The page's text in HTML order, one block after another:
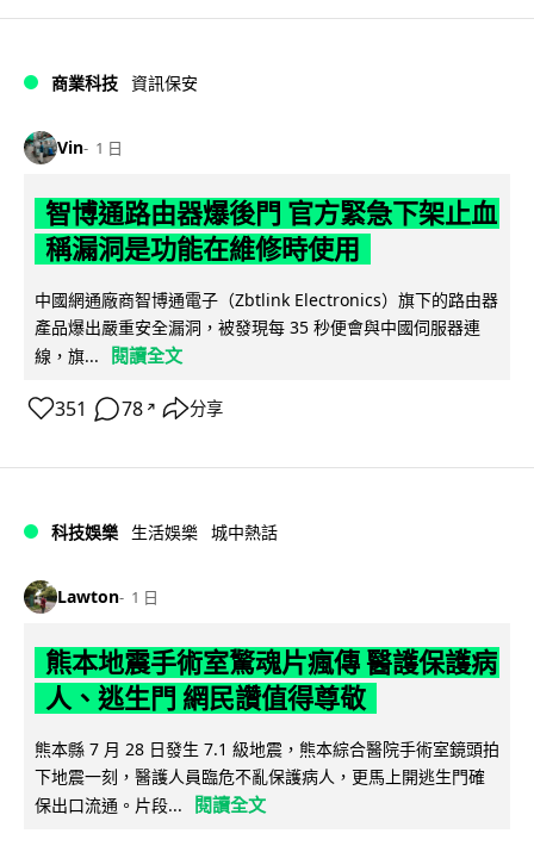
商業科技 資訊保安
Vin 1 日
智博通路由器爆後門 官方緊急下架止血
稱漏洞是功能在維修時使用
中國網通廠商智博通電子（Zbtlink Electronics）旗下的路由器
產品爆出嚴重安全漏洞，被發現每 35 秒便會與中國伺服器連
線，旗...
閱讀全文
351 78 ↗ 分享
科技娛樂 生活娛樂 城中熱話
Lawton 1 日
熊本地震手術室驚魂片瘋傳 醫護保護病
人、逃生門 網民讚值得尊敬
熊本縣 7 月 28 日發生 7.1 級地震，熊本綜合醫院手術室鏡頭拍
下地震一刻，醫護人員臨危不亂保護病人，更馬上開逃生門確
保出口流通。片段...
閱讀全文